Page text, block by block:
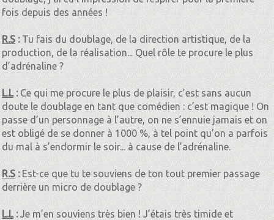
fois depuis des années !
R.S:Tu fais du doublage, de la direction artistique, de la
production, de la réalisation... Quel rôle te procure le plus
d’adrénaline ?
L.L: Ce qui me procure le plus de plaisir, c’est sans aucun
doute le doublage en tant que comédien : c’est magique ! On
passe d’un personnage à l’autre, on ne s’ennuie jamais et on
est obligé de se donner à 1000 %, à tel point qu’on a parfois
du mal à s’endormir le soir... à cause de l’adrénaline.
R.S :Est-ce que tu te souviens de ton tout premier passage
derrière un micro de doublage ?
L.L:Je m’en souviens très bien ! J’étais très timide et